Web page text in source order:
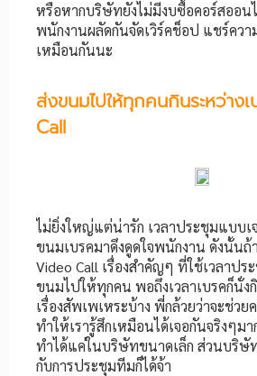
หรือหากบริษัทยังไม่มีงบซื้อคอร์สออน
พนักงานผลัดกันจัดเวิร์คช็อป แชร์คว
เหมือนกันนะ
ส่งขนมไปให้ทุกคนกินระหว่าง
Call
ไม่ยิ่งใหญ่แต่น่ารัก เวลาประชุมแบบเ
ขนมเบรคมาดึงดูดใจพนักงาน ดังนั้น
Video Call เรื่องสำคัญๆ ที่ใช้เวลาปร
ขนมไปให้ทุกคน พอถึงเวลาเบรคก็นั่
เรื่องสัพเพเหระบ้าง พี่กล้วยว่าจะช่วย
ทำให้เรารู้สึกเหมือนได้เจอกันจริงๆ
ทำได้แค่ในบริษัทขนาดเล็ก ส่วนบริษั
กับการประชุมทีมก็ได้จ้า